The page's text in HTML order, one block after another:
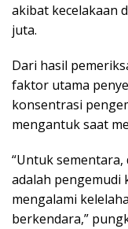
akibat kecelakaan
juta.
Dari hasil
faktor utama
konsentrasi
mengantuk saat
“Untuk
adalah
mengalami
berkendara,”